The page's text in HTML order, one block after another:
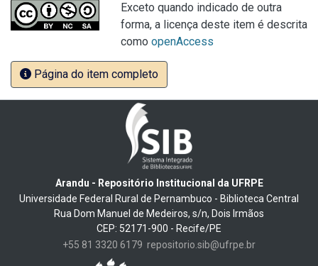
Exceto quando indicado de outra
forma, a licença deste item é descrita
como openAccess
Página do item completo
Arandu - Repositório Institucional da UFRPE
Universidade Federal Rural de Pernambuco - Biblioteca Central
Rua Dom Manuel de Medeiros, s/n, Dois Irmãos
CEP: 52171-900 - Recife/PE
+55 81 3320 6179 repositorio.sib@ufrpe.br